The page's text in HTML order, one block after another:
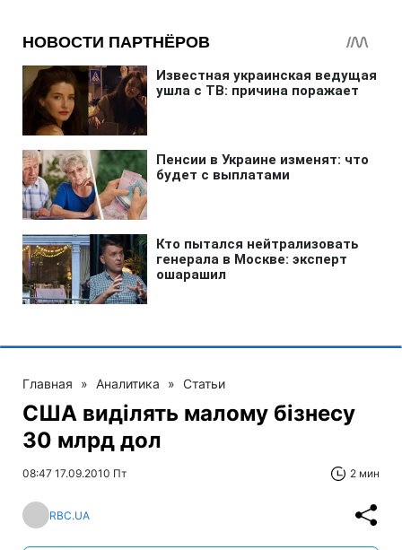
Главная » Аналитика » Статьи
США виділять малому бізнесу
30 млрд дол
08:47 17.09.2010 Пт 2 мин
RBC.UA